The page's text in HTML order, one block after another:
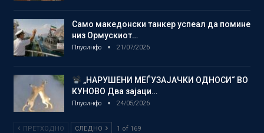
Само македонски танкер успеал да помине
низ Ормускиот…
Плусинфо 21/07/2026
„НАРУШЕНИ МЕЃУЗАЈАЧКИ ОДНОСИ“ ВО
КУНОВО Два зајаци…
Плусинфо 24/05/2026
ПРЕТХОДНО СЛЕДНО 1 of 169